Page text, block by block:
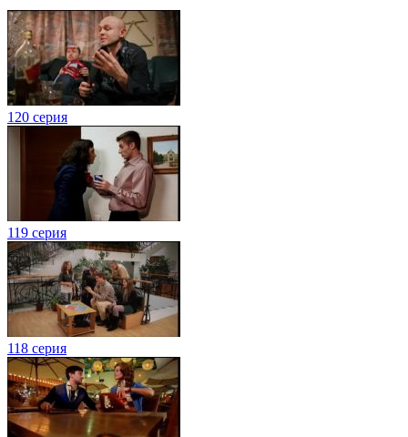
120 серия
119 серия
118 серия